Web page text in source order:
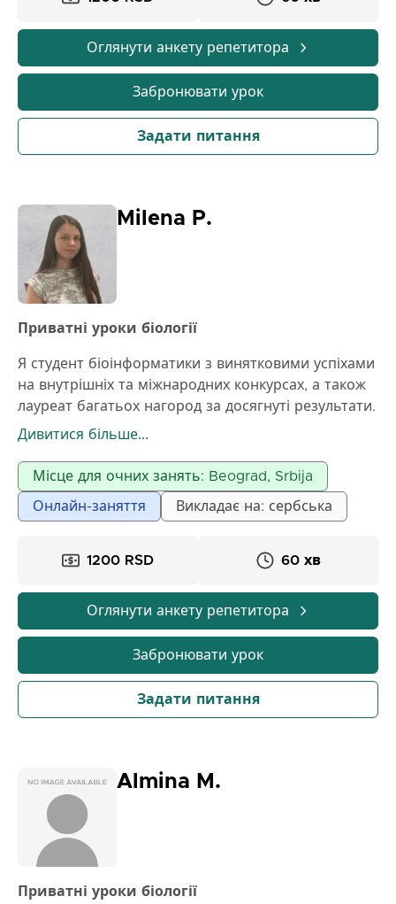
надзвичайно терпіння і підтримку.
Моя мета – познайомити вас з більш цікавою і
легкою стороною біології.
Разом ми побудуємо міцні знання і забезпечимо
покращення оцінок.
Мій метод – допомогти вам зрозуміти матеріал, а
Оглянути анкету репетитора
Забронювати урок
Задати питання
Milena P.
Приватні уроки біології
Я студент біоінформатики з винятковими успіхами
на внутрішніх та міжнародних конкурсах, а також
лауреат багатьох нагород за досягнуті результати.
Біологія може здаватися складною та нудною,
матеріал був зрозумілим, під час уроків ми
креативно та за допомогою різних методів роботи
вирішуємо неясності та вчимо нові уроки. Уроки
включають:
• Допомогу у виконанні домашніх завдань
• Підготовку до конкурсів та просунуті програми
• Матеріали для повторення пройденого
матеріалу після кожного уроку
• Заняття віч-на-віч або онлайн
Дивитися більше...
Місце для очних занять: Beograd, Srbija
Онлайн-заняття Викладає на: сербська
1200 RSD 60 хв
Оглянути анкету репетитора
Забронювати урок
Задати питання
Almina M.
Приватні уроки біології